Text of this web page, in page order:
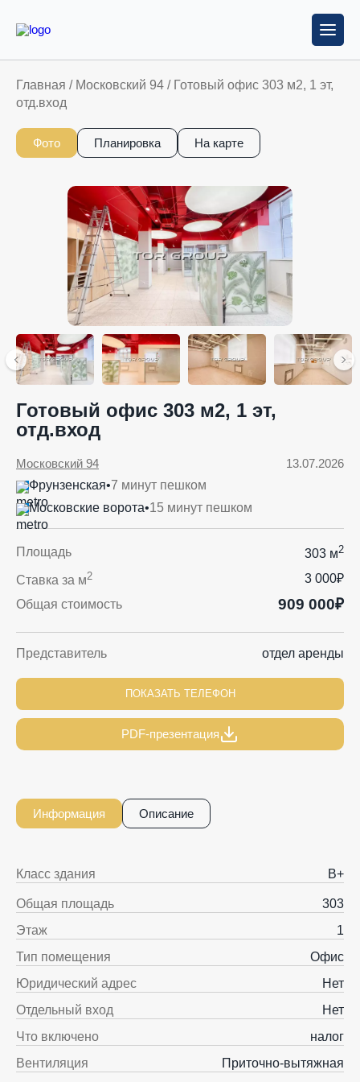
Главная / Московский 94 / Готовый офис 303 м2, 1 эт,
отд.вход
Фото Планировка На карте
Готовый офис 303 м2, 1 эт,
отд.вход
13.07.2026
Московский 94
Фрунзенская•7 минут пешком
Московские ворота•15 минут пешком
Площадь 303 м2
Ставка за м2
3 000₽
Общая стоимость
909 000₽
Представитель отдел аренды
ПОКАЗАТЬ ТЕЛЕФОН
PDF-презентация
Информация Описание
Класс здания B+
Общая площадь
303
Этаж
1
Тип помещения
Офис
Юридический адрес
Нет
Отдельный вход
Нет
Что включено
налог
Вентиляция
Приточно-вытяжная